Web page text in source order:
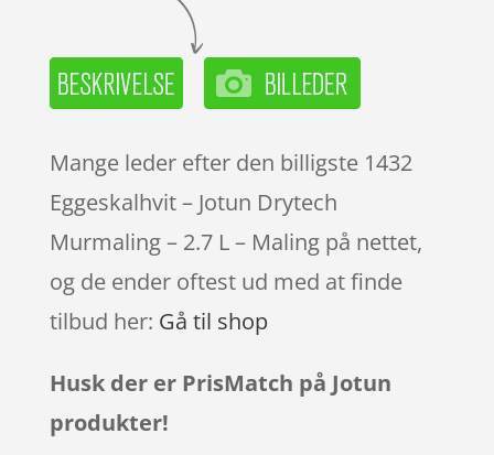
Mange leder efter den billigste 1432
Eggeskalhvit – Jotun Drytech
Murmaling – 2.7 L – Maling på nettet,
og de ender oftest ud med at finde
tilbud her: Gå til shop
Husk der er PrisMatch på Jotun
produkter!